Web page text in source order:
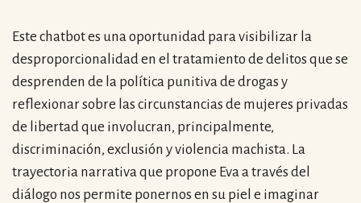
Este chatbot es una oportunidad para visibilizar la
desproporcionalidad en el tratamiento de delitos que se
desprenden de la política punitiva de drogas y
reflexionar sobre las circunstancias de mujeres privadas
de libertad que involucran, principalmente,
discriminación, exclusión y violencia machista. La
trayectoria narrativa que propone Eva a través del
diálogo nos permite ponernos en su piel e imaginar